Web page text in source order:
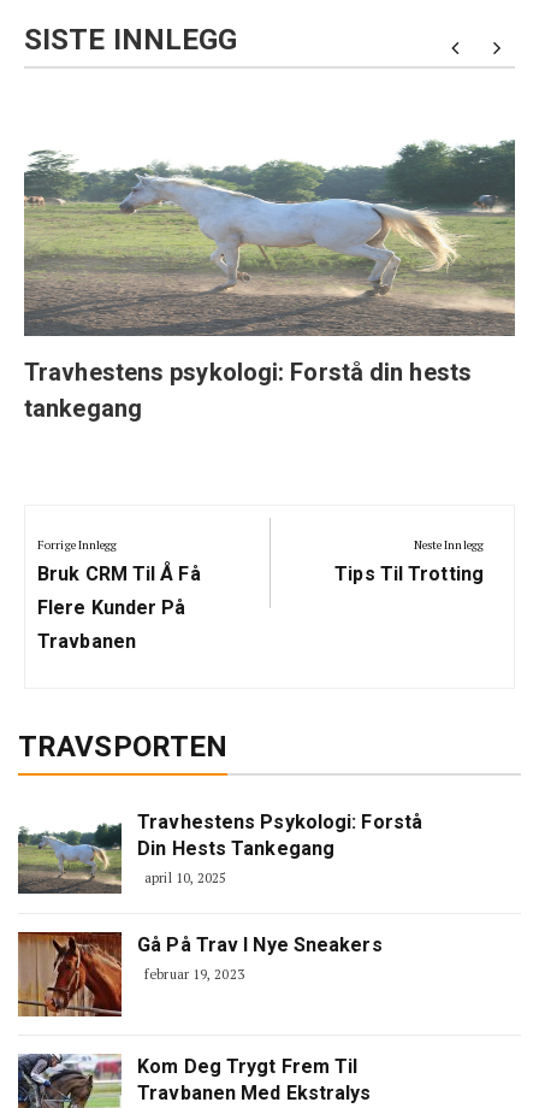
SISTE INNLEGG
Travhestens psykologi: Forstå din hests
tankegang
Forrige Innlegg
Previous
Post:
Bruk CRM Til Å Få
Flere Kunder På
Travbanen
Neste Innlegg
Next
Tips Til Trotting
TRAVSPORTEN
Travhestens Psykologi: Forstå
Din Hests Tankegang
april 10, 2025
Gå På Trav I Nye Sneakers
februar 19, 2023
Kom Deg Trygt Frem Til
Travbanen Med Ekstralys